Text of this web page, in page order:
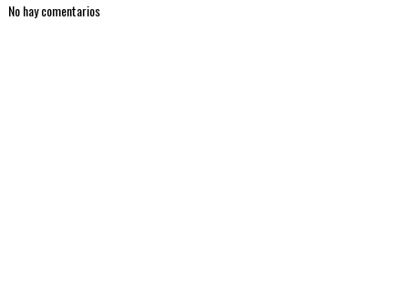
No hay comentarios